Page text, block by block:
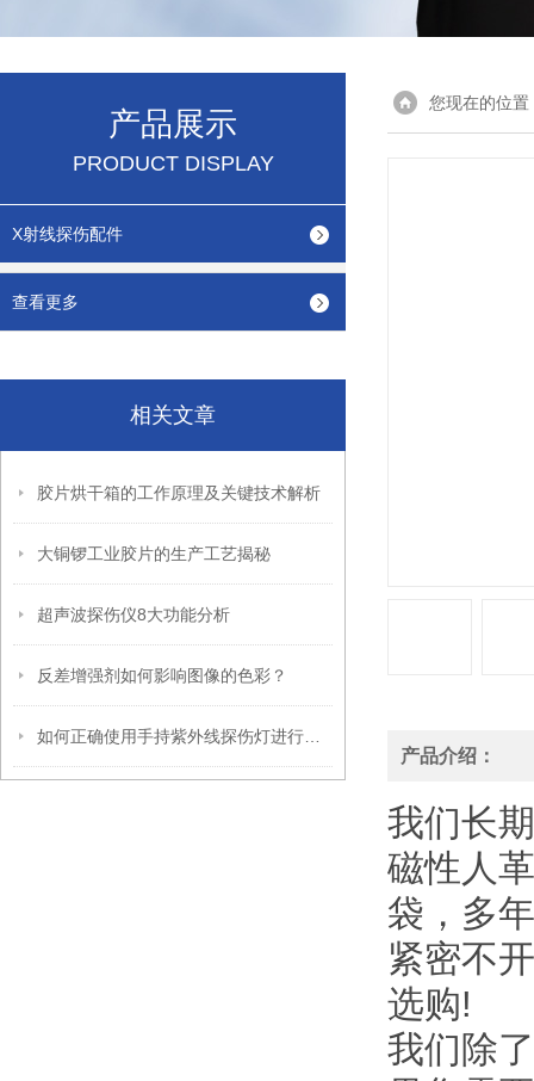
产品展示
PRODUCT DISPLAY
X射线探伤配件
查看更多
相关文章
胶片烘干箱的工作原理及关键技术解析
大铜锣工业胶片的生产工艺揭秘
超声波探伤仪8大功能分析
反差增强剂如何影响图像的色彩？
您现在的位置
产品介绍：
我们长
磁性人
袋，多
紧密不
选购!
我们除